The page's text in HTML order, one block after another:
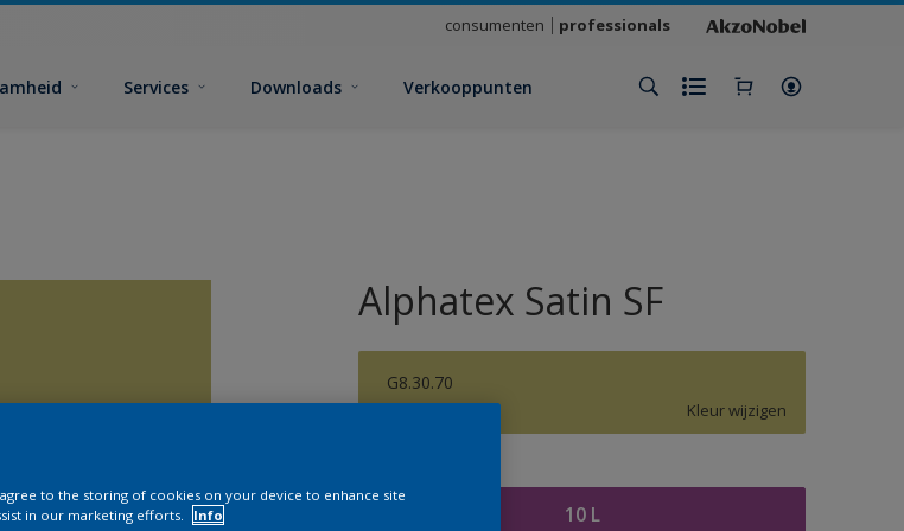
consumenten professionals
Services Downloads Verkooppunten
Alphatex Satin SF
G8.30.70
Kleur wijzigen
10 L
agree to the storing of cookies on your device to enhance site
in our marketing efforts.
Info